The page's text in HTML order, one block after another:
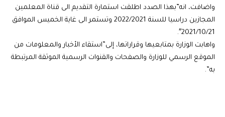
واضافت، انه”بهذا الصدد اطلقت استمارة التقديم الى قناة المعلمين
المجازين دراسيا للسنة 2022/2021 وتستمر الى غاية الخميس الموافق
2021/10/21″.
واهابت الوزارة بمتابعيها وقراراتها، إلى”استقاء الأخبار والمعلومات من
الموقع الرسمي للوزارة والصفحات والقنوات الرسمية الموثقة المرتبطة
به”.